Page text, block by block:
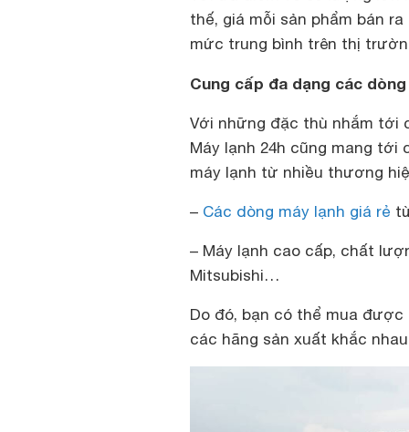
thế, giá mỗi sản phẩm bán
mức trung bình trên thị
Cung cấp đa dạng các
Với những đặc thù nhắm tới
Máy lạnh 24h cũng mang
máy lạnh từ nhiều thương
– Các dòng máy lạnh giá rẻ
– Máy lạnh cao cấp, chất
Mitsubishi…
Do đó, bạn có thể mua
các hãng sản xuất khắc